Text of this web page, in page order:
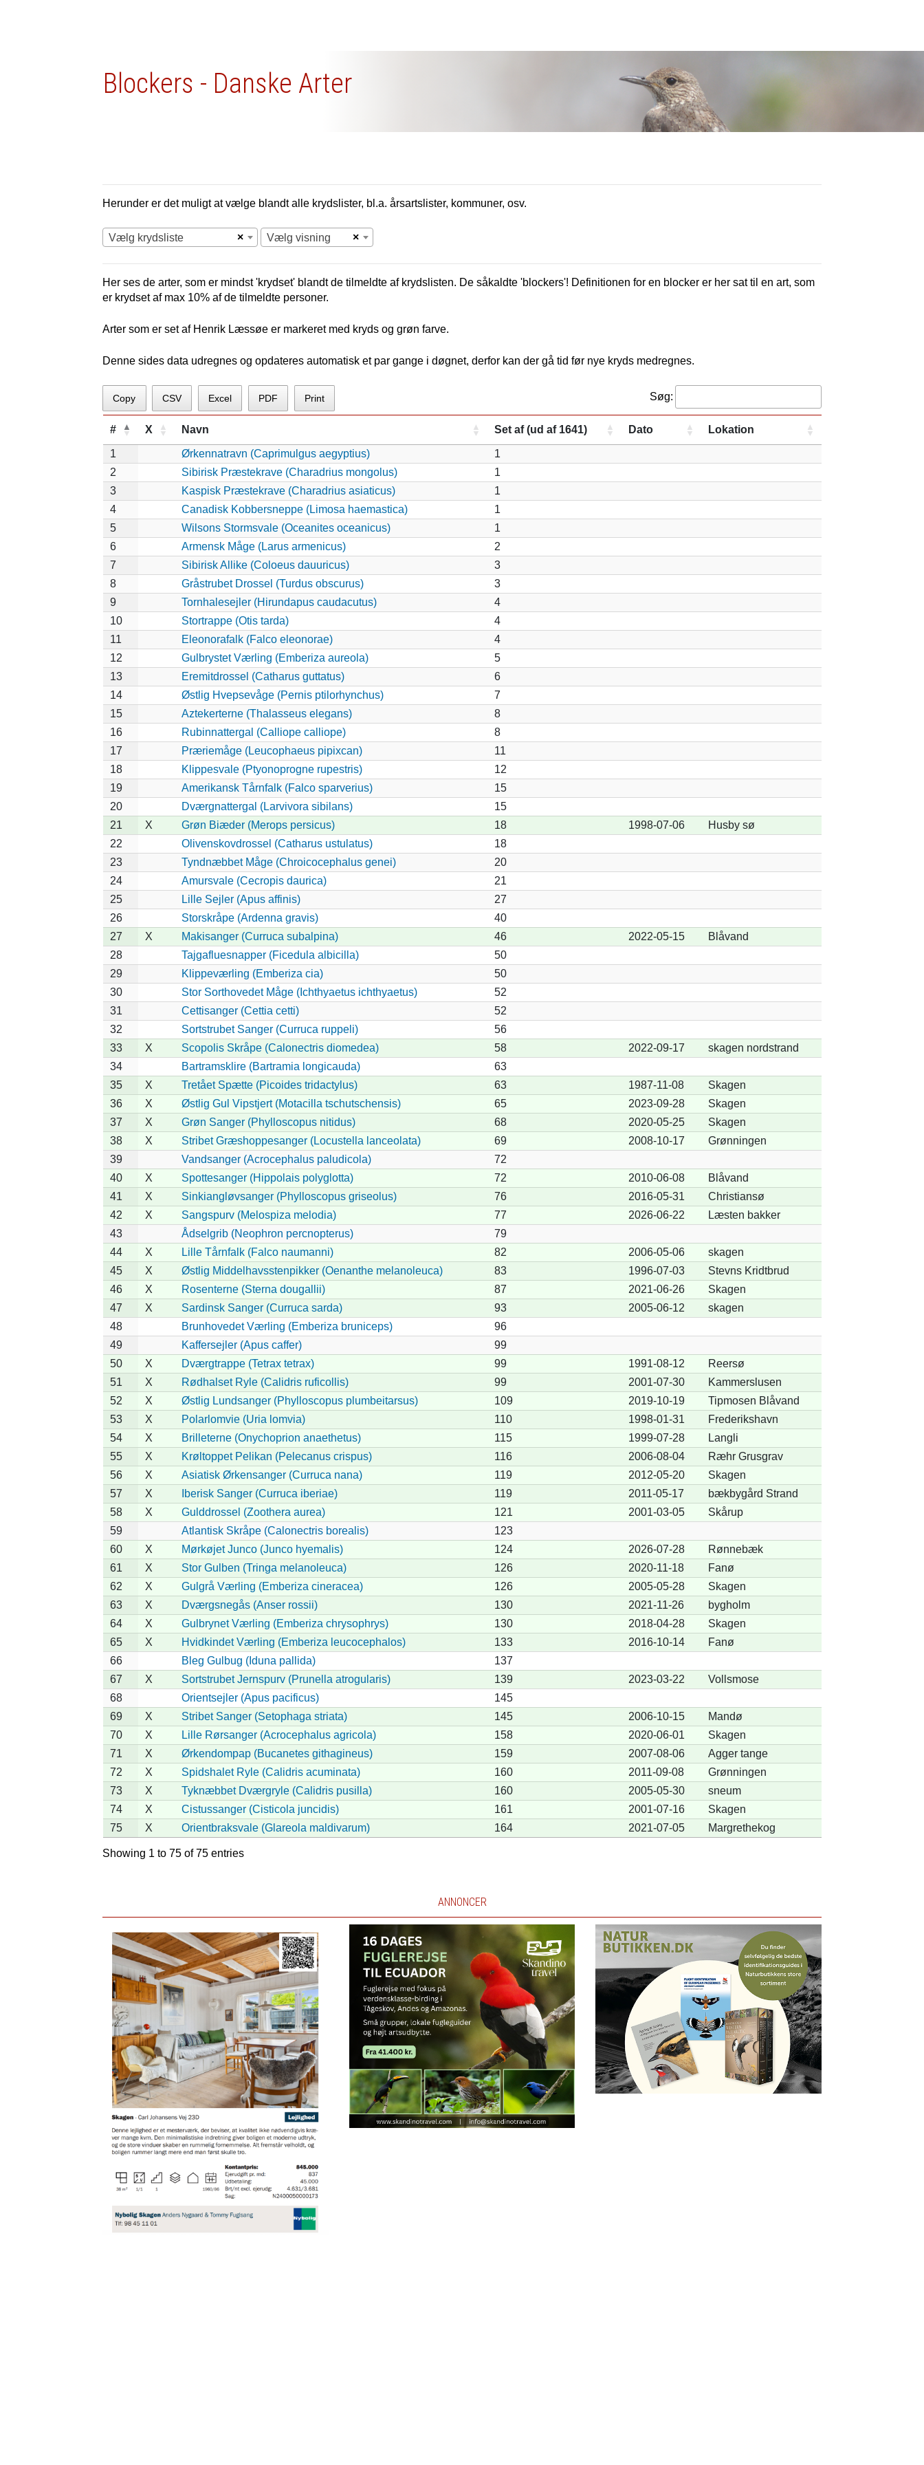
Blockers - Danske Arter
Herunder er det muligt at vælge blandt alle krydslister, bl.a. årsartslister, kommuner, osv.
×
Vælg krydsliste ×
Vælg visning
Her ses de arter, som er mindst 'krydset' blandt de tilmeldte af krydslisten. De såkaldte 'blockers'! Definitionen for en blocker er her sat til en art, som
er krydset af max 10% af de tilmeldte personer.
Arter som er set af Henrik Læssøe er markeret med kryds og grøn farve.
Denne sides data udregnes og opdateres automatisk et par gange i døgnet, derfor kan der gå tid før nye kryds medregnes.
Copy CSV Excel PDF Print Søg:
# X Navn Set af (ud af 1641) Dato Lokation
1 Ørkennatravn (Caprimulgus aegyptius)
1
2
Sibirisk Præstekrave (Charadrius mongolus)
1
3
Kaspisk Præstekrave (Charadrius asiaticus)
1
4
Canadisk Kobbersneppe (Limosa haemastica)
1
5
Wilsons Stormsvale (Oceanites oceanicus)
1
6
Armensk Måge (Larus armenicus)
2
7
Sibirisk Allike (Coloeus dauuricus)
3
8
Gråstrubet Drossel (Turdus obscurus)
3
9
Tornhalesejler (Hirundapus caudacutus)
4
10
Stortrappe (Otis tarda)
4
11
Eleonorafalk (Falco eleonorae)
4
12
Gulbrystet Værling (Emberiza aureola)
5
13
Eremitdrossel (Catharus guttatus)
6
14
Østlig Hvepsevåge (Pernis ptilorhynchus)
7
15
Aztekerterne (Thalasseus elegans)
8
16
Rubinnattergal (Calliope calliope)
8
17
Præriemåge (Leucophaeus pipixcan)
11
18
Klippesvale (Ptyonoprogne rupestris)
12
19
Amerikansk Tårnfalk (Falco sparverius)
15
20
Dværgnattergal (Larvivora sibilans)
15
21
X Grøn Biæder (Merops persicus) 18 1998-07-06
Husby sø
22
Olivenskovdrossel (Catharus ustulatus)
18
23
Tyndnæbbet Måge (Chroicocephalus genei)
20
24
Amursvale (Cecropis daurica)
21
25
Lille Sejler (Apus affinis)
27
26
Storskråpe (Ardenna gravis)
40
27
X Makisanger (Curruca subalpina) 46 2022-05-15
Blåvand
28
Tajgafluesnapper (Ficedula albicilla)
50
29
Klippeværling (Emberiza cia)
50
30
Stor Sorthovedet Måge (Ichthyaetus ichthyaetus)
52
31
Cettisanger (Cettia cetti)
52
32
Sortstrubet Sanger (Curruca ruppeli)
56
33
X Scopolis Skråpe (Calonectris diomedea) 58 2022-09-17
skagen nordstrand
34
Bartramsklire (Bartramia longicauda)
63
35
X Tretået Spætte (Picoides tridactylus) 63 1987-11-08
Skagen
36
X Østlig Gul Vipstjert (Motacilla tschutschensis) 65 2023-09-28
Skagen
37
X Grøn Sanger (Phylloscopus nitidus) 68 2020-05-25
Skagen
38
X Stribet Græshoppesanger (Locustella lanceolata) 69 2008-10-17
Grønningen
39
Vandsanger (Acrocephalus paludicola)
72
40
X Spottesanger (Hippolais polyglotta) 72 2010-06-08
Blåvand
41
X Sinkiangløvsanger (Phylloscopus griseolus) 76 2016-05-31
Christiansø
42
X Sangspurv (Melospiza melodia) 77 2026-06-22
Læsten bakker
43
Ådselgrib (Neophron percnopterus)
79
44
X Lille Tårnfalk (Falco naumanni) 82 2006-05-06
skagen
45
X Østlig Middelhavsstenpikker (Oenanthe melanoleuca) 83 1996-07-03
Stevns Kridtbrud
46
X Rosenterne (Sterna dougallii) 87 2021-06-26
Skagen
47
X Sardinsk Sanger (Curruca sarda) 93 2005-06-12
skagen
48
Brunhovedet Værling (Emberiza bruniceps)
96
49
Kaffersejler (Apus caffer)
99
50
X Dværgtrappe (Tetrax tetrax) 99 1991-08-12
Reersø
51
X Rødhalset Ryle (Calidris ruficollis) 99 2001-07-30
Kammerslusen
52
X Østlig Lundsanger (Phylloscopus plumbeitarsus) 109 2019-10-19
Tipmosen Blåvand
53
X Polarlomvie (Uria lomvia) 110 1998-01-31
Frederikshavn
54
X Brilleterne (Onychoprion anaethetus) 115 1999-07-28
Langli
55
X Krøltoppet Pelikan (Pelecanus crispus) 116 2006-08-04
Ræhr Grusgrav
56
X Asiatisk Ørkensanger (Curruca nana) 119 2012-05-20
Skagen
57
X Iberisk Sanger (Curruca iberiae) 119 2011-05-17
bækbygård Strand
58
X Gulddrossel (Zoothera aurea) 121 2001-03-05
Skårup
59
Atlantisk Skråpe (Calonectris borealis)
123
60
X Mørkøjet Junco (Junco hyemalis) 124 2026-07-28
Rønnebæk
61
X Stor Gulben (Tringa melanoleuca) 126 2020-11-18
Fanø
62
X Gulgrå Værling (Emberiza cineracea) 126 2005-05-28
Skagen
63
X Dværgsnegås (Anser rossii) 130 2021-11-26
bygholm
64
X Gulbrynet Værling (Emberiza chrysophrys) 130 2018-04-28
Skagen
65
X Hvidkindet Værling (Emberiza leucocephalos) 133 2016-10-14
Fanø
66
Bleg Gulbug (Iduna pallida)
137
67
X Sortstrubet Jernspurv (Prunella atrogularis) 139 2023-03-22
Vollsmose
68
Orientsejler (Apus pacificus)
145
69
X Stribet Sanger (Setophaga striata) 145 2006-10-15
Mandø
70
X Lille Rørsanger (Acrocephalus agricola) 158 2020-06-01
Skagen
71
X Ørkendompap (Bucanetes githagineus) 159 2007-08-06
Agger tange
72
X Spidshalet Ryle (Calidris acuminata) 160 2011-09-08
Grønningen
73
X Tyknæbbet Dværgryle (Calidris pusilla) 160 2005-05-30
sneum
74
X Cistussanger (Cisticola juncidis) 161 2001-07-16
Skagen
75
X Orientbraksvale (Glareola maldivarum) 164 2021-07-05 Margrethekog
Showing 1 to 75 of 75 entries
ANNONCER